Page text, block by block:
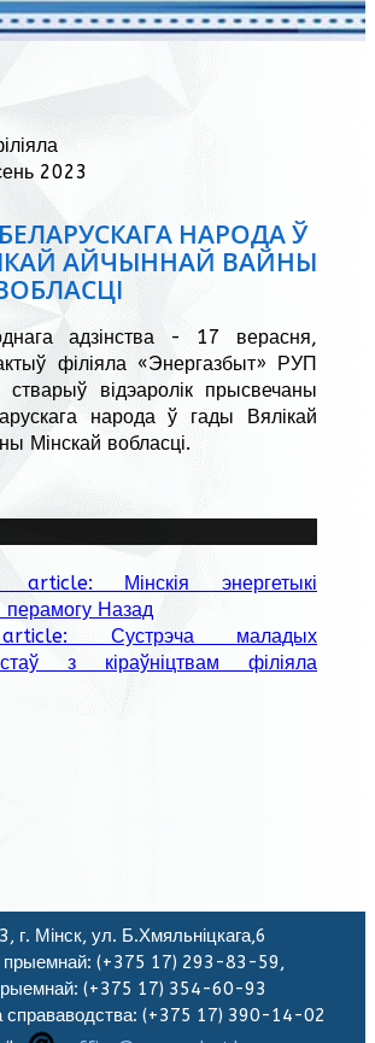
2023
НАРОДА Ў
АЙЧЫННАЙ ВАЙНЫ
адзінства - 17 верасня,
філіяла «Энергазбыт» РУП
стварыў відэаролік прысвечаны
народа ў гады Вялікай
Мінскай вобласці.
article: Мінскія энергетыкі
перамогу Назад
Сустрэча маладых
з кіраўніцтвам філіяла
г. Мінск, ул. Б.Хмяльніцкага,6
прыемнай: (+375 17) 293-83-59,
(+375 17) 354-60-93
справаводства: (+375 17) 390-14-02